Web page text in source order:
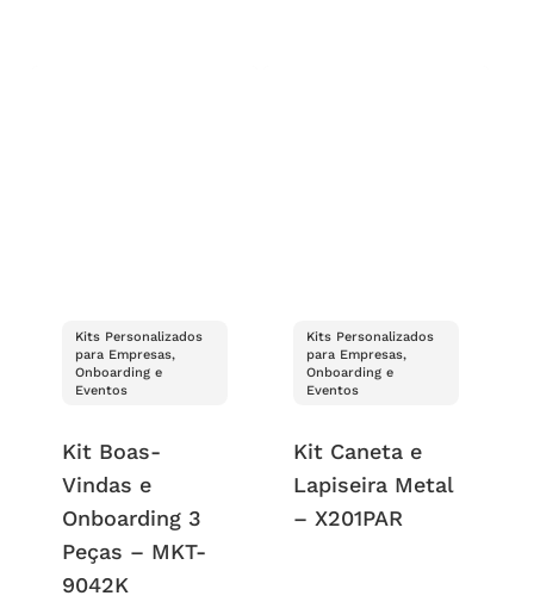
Kits Personalizados
para Empresas,
Onboarding e
Eventos
Kit Boas-
Vindas e
Onboarding 3
Peças – MKT-
9042K
Kits Personalizados
para Empresas,
Onboarding e
Eventos
Kit Caneta e
Lapiseira Metal
– X201PAR